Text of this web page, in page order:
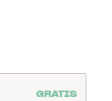
GRATIS